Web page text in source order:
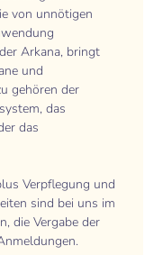
von unnötigen
Arkana, bringt
und
gehören der
das
das
Verpflegung und
sind bei uns im
die Vergabe der